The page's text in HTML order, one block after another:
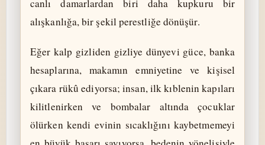
canlı damarlardan biri daha kupkuru bir
alışkanlığa, bir şekil perestliğe dönüşür.
Eğer kalp gizliden gizliye dünyevi güce, banka
hesaplarına, makamın emniyetine ve kişisel
çıkara rükû ediyorsa; insan, ilk kıblenin kapıları
kilitlenirken ve bombalar altında çocuklar
ölürken kendi evinin sıcaklığını kaybetmemeyi